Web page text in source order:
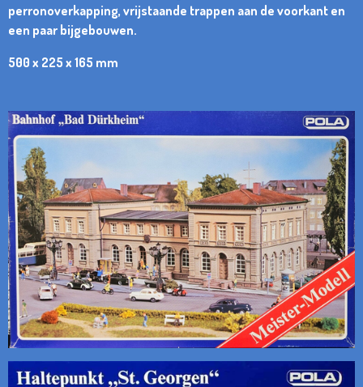
perronoverkapping, vrijstaande trappen aan de voorkant en
een paar bijgebouwen.
500 x 225 x 165 mm